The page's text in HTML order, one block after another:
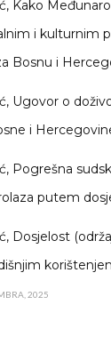
Kako
i kulturnim
Bosnu i
Ugovor o
i
Pogrešna
putem
Dosjelost
2025